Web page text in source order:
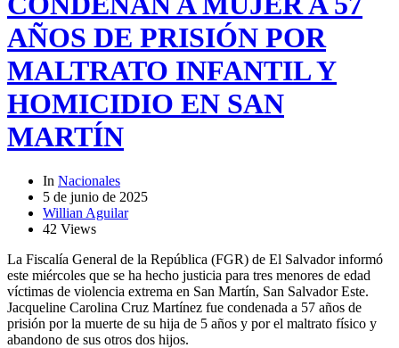
AÑOS DE PRISIÓN POR
MALTRATO INFANTIL Y
HOMICIDIO EN SAN
MARTÍN
In Nacionales
5 de junio de 2025
Willian Aguilar
42 Views
La Fiscalía General de la República (FGR) de El Salvador informó
este miércoles que se ha hecho justicia para tres menores de edad
víctimas de violencia extrema en San Martín, San Salvador Este.
Jacqueline Carolina Cruz Martínez fue condenada a 57 años de
prisión por la muerte de su hija de 5 años y por el maltrato físico y
abandono de sus otros dos hijos.